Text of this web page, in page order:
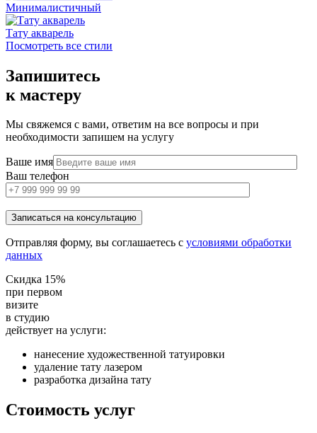
Минималистичный
Тату акварель
Посмотреть все стили
Запишитесь
к мастеру
Мы свяжемся с вами, ответим на все вопросы и при
необходимости запишем на услугу
Ваше имя
Ваш телефон
Отправляя форму, вы соглашаетесь с условиями обработки
данных
Скидка 15%
при первом
визите
в студию
действует на услуги:
нанесение художественной татуировки
удаление тату лазером
разработка дизайна тату
Стоимость услуг